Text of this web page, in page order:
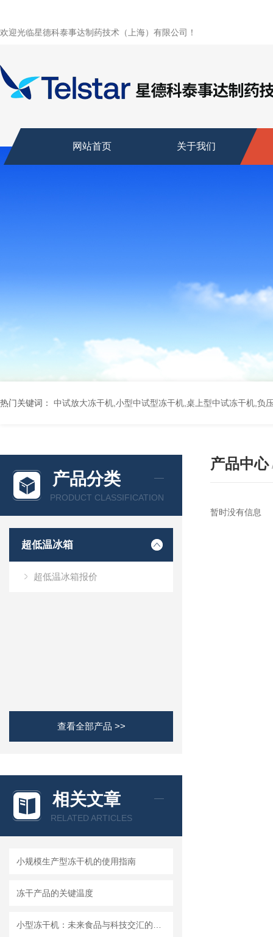
欢迎光临星德科泰事达制药技术（上海）有限公司！
网站首页 关于我们
热门关键词： 中试放大冻干机,小型中试型冻干机,桌上型中试冻干机,负
产品分类
PRODUCT CLASSIFICATION
超低温冰箱
超低温冰箱报价
查看全部产品 >>
相关文章
RELATED ARTICLES
小规模生产型冻干机的使用指南
冻干产品的关键温度
产品中心
暂时没有信息